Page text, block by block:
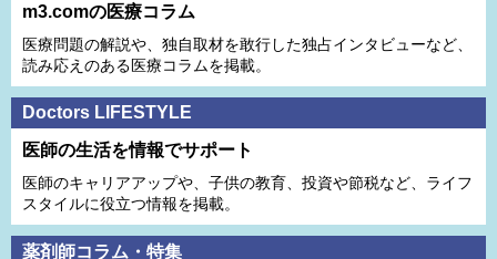
m3.comの医療コラム
医療問題の解説や、独⾃取材を敢⾏した独占インタビューなど、
読み応えのある医療コラムを掲載。
Doctors LIFESTYLE
医師の生活を情報でサポート
医師のキャリアアップや、子供の教育、投資や節税など、ライフ
スタイルに役立つ情報を掲載。
薬剤師コラム・特集